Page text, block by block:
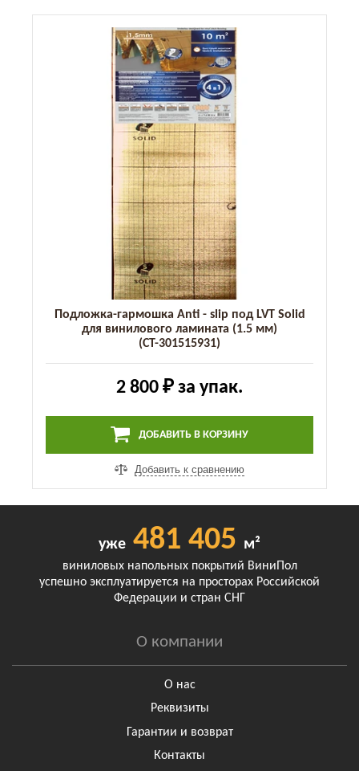
Подложка-гармошка Anti - slip под LVT Solid
для винилового ламината (1.5 мм)
(СТ-301515931)
2 800 ₽ за упак.
ДОБАВИТЬ В КОРЗИНУ
Добавить к сравнению
уже 481 405 м²
виниловых напольных покрытий ВиниПол
успешно эксплуатируется на просторах Российской
Федерации и стран СНГ
О компании
О нас
Реквизиты
Гарантии и возврат
Контакты